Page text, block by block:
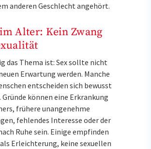
anderen Geschlecht angehört.
Alter: Kein Zwang
das Thema ist: Sex sollte nicht
Erwartung werden. Manche
entscheiden sich bewusst
Gründe können eine Erkrankung
frühere unangenehme
fehlendes Interesse oder der
Ruhe sein. Einige empfinden
Erleichterung, keine sexuellen